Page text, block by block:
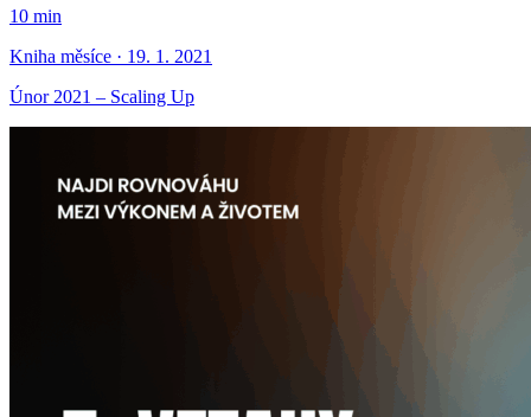
10 min
Kniha měsíce · 19. 1. 2021
Únor 2021 – Scaling Up